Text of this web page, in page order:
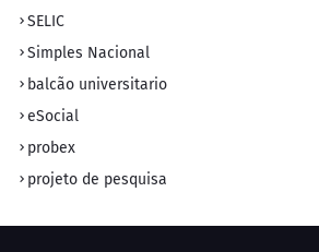
SELIC
Simples Nacional
balcão universitario
eSocial
probex
projeto de pesquisa